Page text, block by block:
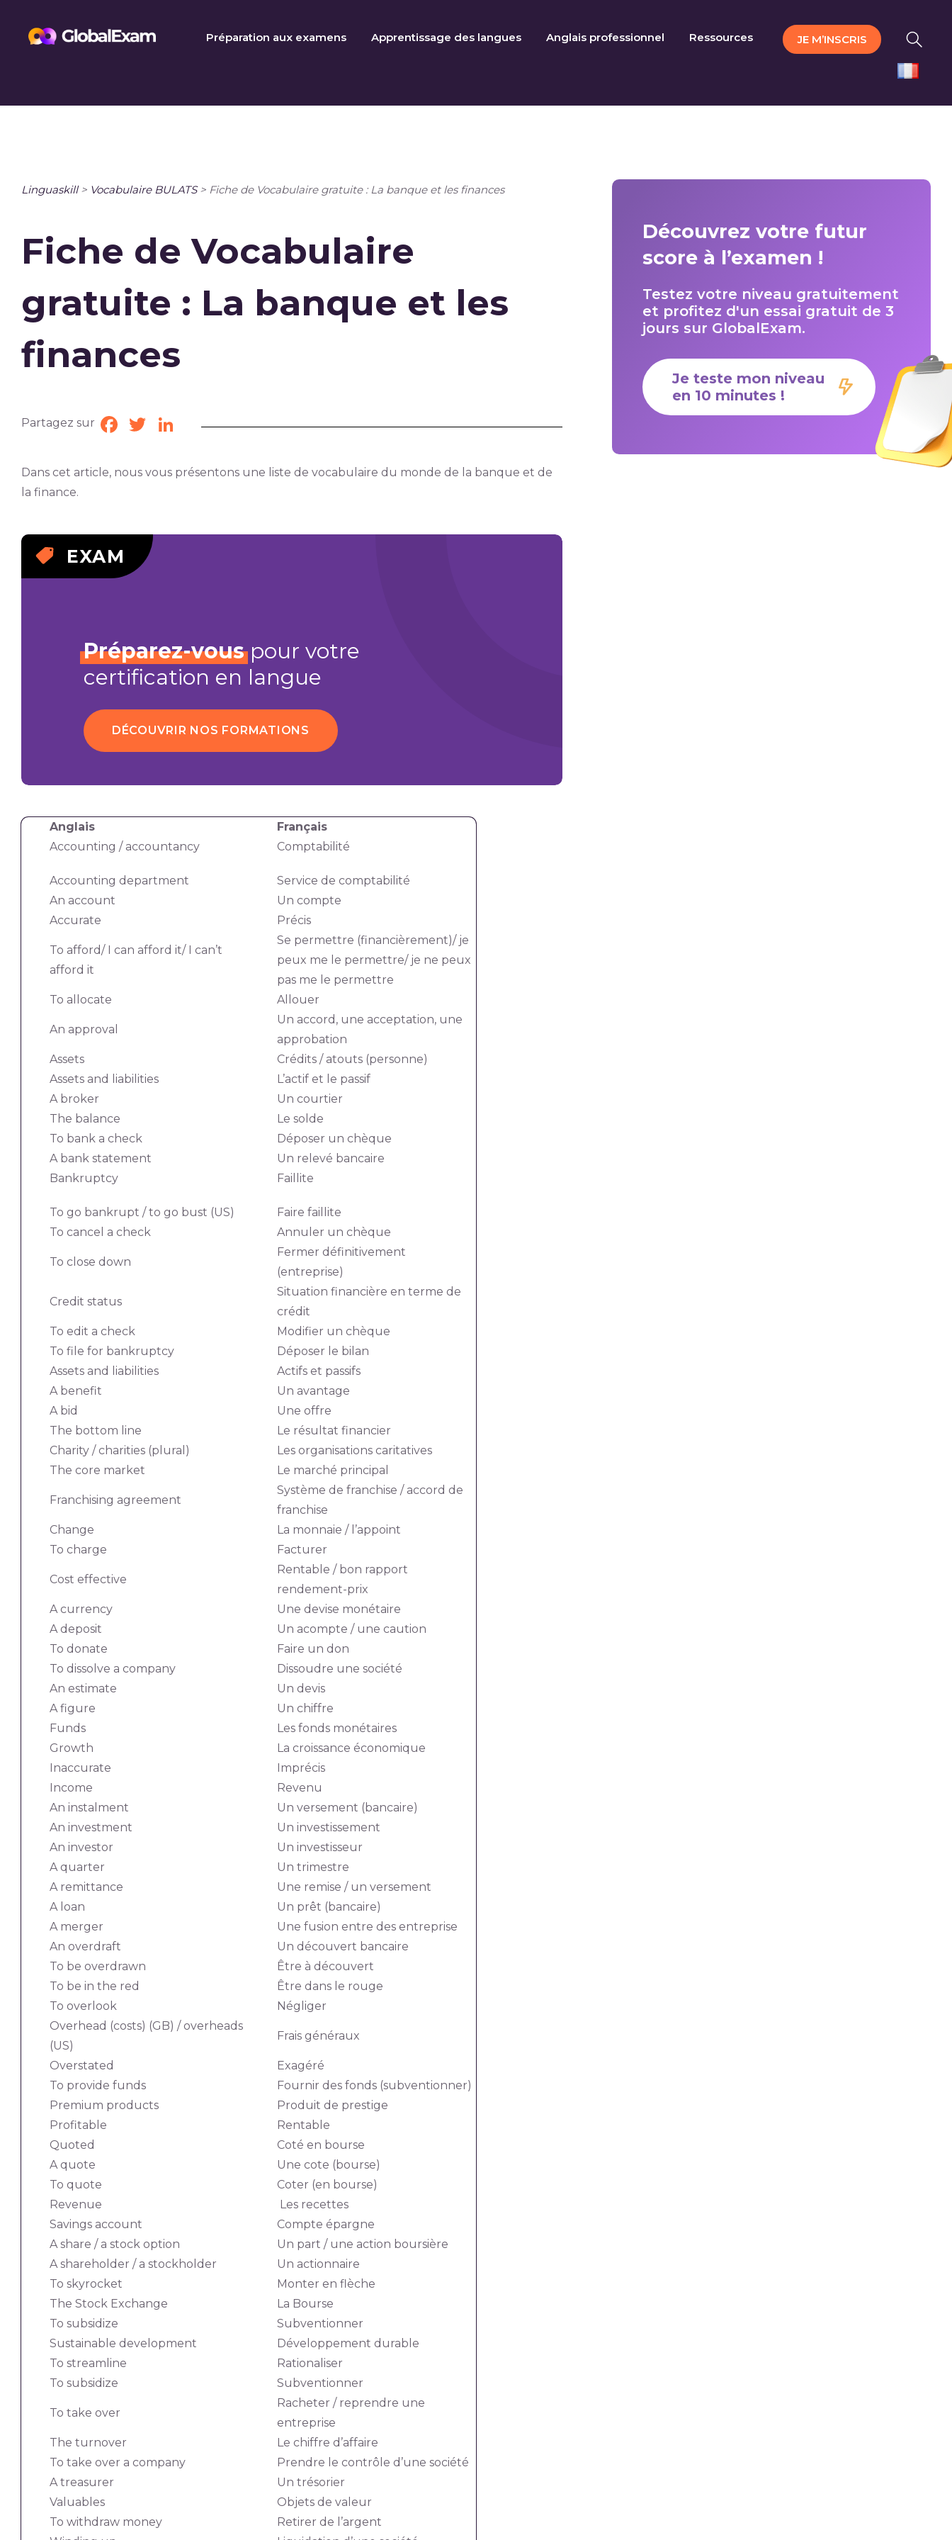
Préparation aux examens Apprentissage des langues Anglais professionnel Ressources JE M’INSCRIS
Linguaskill> Vocabulaire BULATS> Fiche de Vocabulaire gratuite : La banque et les finances
Fiche de Vocabulaire
gratuite : La banque et les
finances
Partagez sur Facebook
TwitterLinkedIn
Dans cet article, nous vous présentons une liste de vocabulaire du monde de la banque et de
la finance.
EXAM
Préparez-vouspour votre
certification en langue
DÉCOUVRIR NOS FORMATIONS
Anglais
Français
Accounting / accountancy
Accounting department
Comptabilité
Service de comptabilité
An account
Un compte
Accurate
Précis
To afford/ I can afford it/ I can’t
afford it
Se permettre (financièrement)/ je
peux me le permettre/ je ne peux
pas me le permettre
To allocate
Allouer
An approval
Un accord, une acceptation, une
approbation
Assets
Crédits / atouts (personne)
Assets and liabilities
L’actif et le passif
A broker
Un courtier
The balance
Le solde
To bank a check
Déposer un chèque
A bank statement
Un relevé bancaire
Bankruptcy
To go bankrupt / to go bust (US)
Faillite
Faire faillite
To cancel a check
Annuler un chèque
To close down
Fermer définitivement
(entreprise)
Credit status
Situation financière en terme de
crédit
To edit a check
Modifier un chèque
To file for bankruptcy
Déposer le bilan
Assets and liabilities
Actifs et passifs
A benefit
Un avantage
A bid
Une offre
The bottom line
Le résultat financier
Charity / charities (plural)
Les organisations caritatives
The core market
Le marché principal
Franchising agreement
Système de franchise / accord de
franchise
Change
La monnaie / l’appoint
To charge
Facturer
Cost effective
Rentable / bon rapport
rendement-prix
A currency
Une devise monétaire
A deposit
Un acompte / une caution
To donate
Faire un don
To dissolve a company
Dissoudre une société
An estimate
Un devis
A figure
Un chiffre
Funds
Les fonds monétaires
Growth
La croissance économique
Inaccurate
Imprécis
Income
Revenu
An instalment
Un versement (bancaire)
An investment
Un investissement
An investor
Un investisseur
A quarter
Un trimestre
A remittance
Une remise / un versement
A loan
Un prêt (bancaire)
A merger
Une fusion entre des entreprise
An overdraft
Un découvert bancaire
To be overdrawn
Être à découvert
To be in the red
Être dans le rouge
To overlook
Négliger
Overhead (costs) (GB) / overheads
(US)
Frais généraux
Overstated
Exagéré
To provide funds
Fournir des fonds (subventionner)
Premium products
Produit de prestige
Profitable
Rentable
Quoted
Coté en bourse
A quote
Une cote (bourse)
To quote
Coter (en bourse)
Revenue
Les recettes
Savings account
Compte épargne
A share / a stock option
Un part / une action boursière
A shareholder / a stockholder
Un actionnaire
To skyrocket
Monter en flèche
The Stock Exchange
La Bourse
To subsidize
Subventionner
Sustainable development
Développement durable
To streamline
Rationaliser
To subsidize
Subventionner
To take over
Racheter / reprendre une
entreprise
The turnover
Le chiffre d’affaire
To take over a company
Prendre le contrôle d’une société
A treasurer
Un trésorier
Valuables
Objets de valeur
To withdraw money
Retirer de l’argent
Découvrez votre futur
score à l’examen !
Testez votre niveau gratuitement
et profitez d'un essai gratuit de 3
jours sur GlobalExam.
Je teste mon niveau
en 10 minutes !